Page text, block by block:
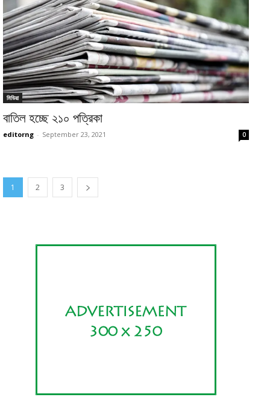
মিডিয়া
বাতিল হচ্ছে ২১০ পত্রিকা
editorng - September 23, 2021 0
1 2 3